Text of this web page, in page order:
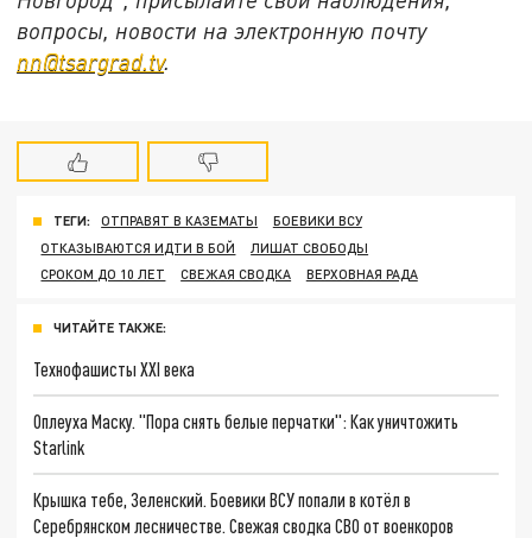
вопросы, новости на электронную почту
nn@tsargrad.tv.
ТЕГИ: ОТПРАВЯТ В КАЗЕМАТЫ
БОЕВИКИ ВСУ
ОТКАЗЫВАЮТСЯ ИДТИ В БОЙ
ЛИШАТ СВОБОДЫ
СРОКОМ ДО 10 ЛЕТ
СВЕЖАЯ СВОДКА ВЕРХОВНАЯ РАДА
ЧИТАЙТЕ ТАКЖЕ:
Технофашисты XXI века
Оплеуха Маску. "Пора снять белые перчатки": Как уничтожить
Starlink
Крышка тебе, Зеленский. Боевики ВСУ попали в котёл в
Серебрянском лесничестве. Свежая сводка СВО от военкоров